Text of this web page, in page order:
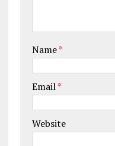
Name*
Email*
Website